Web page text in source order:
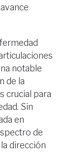
notable
de la
crucial para
Sin
en
de
dirección